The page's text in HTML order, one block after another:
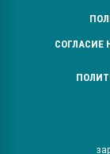
СОГЛАСИЕ